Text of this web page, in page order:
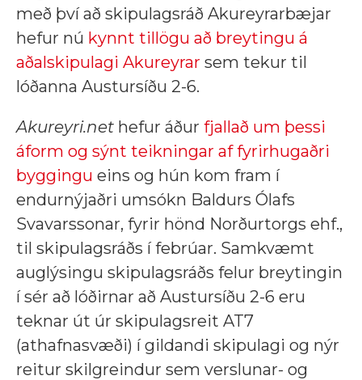
með því að skipulagsráð Akureyrarbæjar
hefur nú kynnt tillögu að breytingu á
aðalskipulagi Akureyrar sem tekur til
lóðanna Austursíðu 2-6.
Akureyri.net hefur áður fjallað um þessi
áform og sýnt teikningar af fyrirhugaðri
byggingu eins og hún kom fram í
endurnýjaðri umsókn Baldurs Ólafs
Svavarssonar, fyrir hönd Norðurtorgs ehf.,
til skipulagsráðs í febrúar. Samkvæmt
auglýsingu skipulagsráðs felur breytingin
í sér að lóðirnar að Austursíðu 2-6 eru
teknar út úr skipulagsreit AT7
(athafnasvæði) í gildandi skipulagi og nýr
reitur skilgreindur sem verslunar- og